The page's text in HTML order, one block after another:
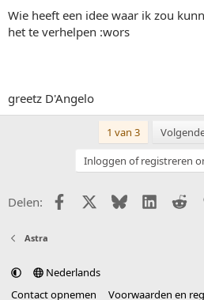
Wie heeft een idee waar ik zou
het te verhelpen :wors
greetz D'Angelo
1 van 3
Inloggen of registreren
Delen: FacebookX (Twitter)
BlueskyLinkedIn
Astra
Nederlands
Contact opnemen
Voorwaarden en